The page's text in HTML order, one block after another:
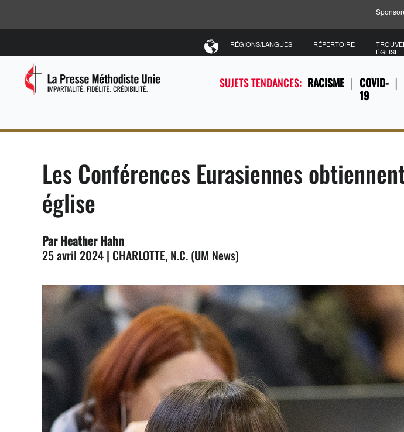
SUJETS TENDANCES: RACISME
COVID-
19
RÉGIONS/LANGUES RÉPERTOIRE
ÉGLISE
Les Conférences Eurasiennes
église
Par Heather Hahn
25 avril 2024 | CHARLOTTE, N.C. (UM News)